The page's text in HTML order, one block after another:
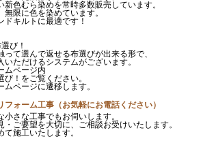
色むら染めを常時多数販売しています。
限に色を染めています。
キルトに最適です！
び！
て選んで返せる布選びが出来る形で、
ただけるシステムがございます。
ムページ内
！をご覧ください。
ページに遷移します。
ォーム工事（お気軽にお電話ください）
さな工事でもお伺いします。
ご要望を大切に、ご相談お受けいたします。
施工いたします。